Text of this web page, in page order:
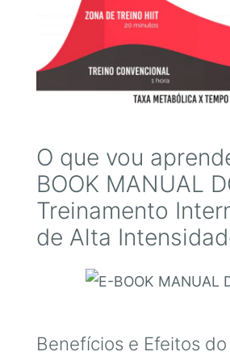
O que vou
BOOK MANUAL
Treinamento
de Alta
Benefícios e Efeitos